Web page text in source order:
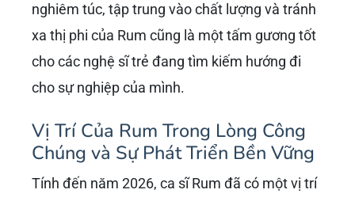
nghiêm túc, tập trung vào chất lượng và tránh
xa thị phi của Rum cũng là một tấm gương tốt
cho các nghệ sĩ trẻ đang tìm kiếm hướng đi
cho sự nghiệp của mình.
Vị Trí Của Rum Trong Lòng Công
Chúng và Sự Phát Triển Bền Vững
Tính đến năm 2026, ca sĩ Rum đã có một vị trí